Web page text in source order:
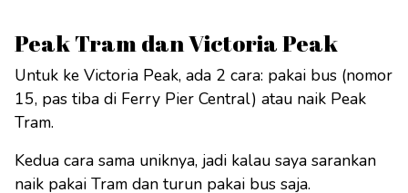
Peak Tram dan Victoria Peak
Untuk ke Victoria Peak, ada 2 cara: pakai bus (nomor
15, pas tiba di Ferry Pier Central) atau naik Peak
Tram.
Kedua cara sama uniknya, jadi kalau saya sarankan
naik pakai Tram dan turun pakai bus saja.